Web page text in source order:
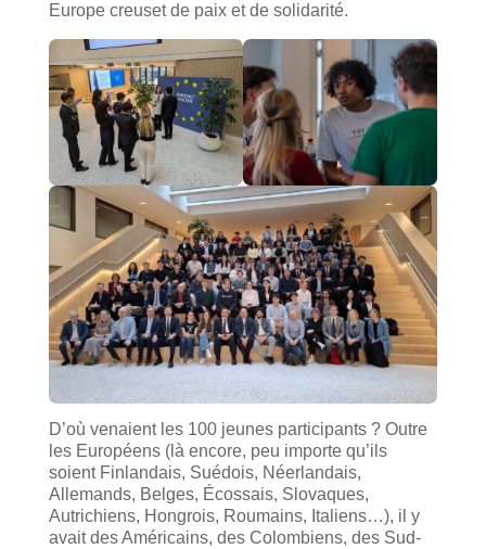
Europe creuset de paix et de solidarité.
D’où venaient les 100 jeunes participants ? Outre
les Européens (là encore, peu importe qu’ils
soient Finlandais, Suédois, Néerlandais,
Allemands, Belges, Écossais, Slovaques,
Autrichiens, Hongrois, Roumains, Italiens…), il y
avait des Américains, des Colombiens, des Sud-